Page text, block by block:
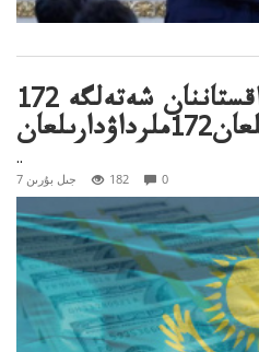
قازاقستاننان شەتەلگە 172
..
7 جىل بۇرىن 182 0